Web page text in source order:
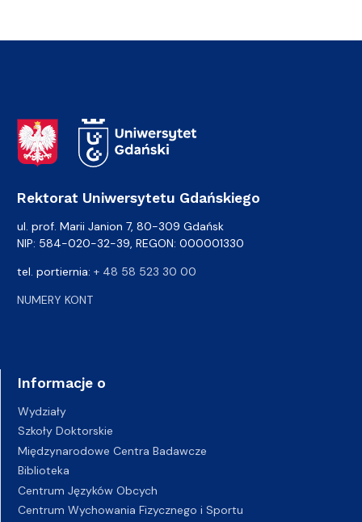
Adres Rektoratu
Rektorat Uniwersytetu Gdańskiego
ul. prof. Marii Janion 7, 80-309 Gdańsk
NIP: 584-020-32-39, REGON: 000001330
tel. portiernia: + 48 58 523 30 00
NUMERY KONT
Informacje o
Wydziały
Szkoły Doktorskie
Międzynarodowe Centra Badawcze
Biblioteka
Centrum Języków Obcych
Centrum Wychowania Fizycznego i Sportu